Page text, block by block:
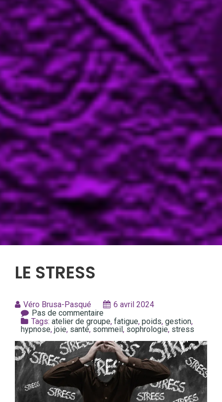
LE STRESS
Véro Brusa-Pasqué
6 avril 2024
Pas de commentaire
Tags: atelier de groupe, fatigue, poids, gestion,
hypnose, joie, santé, sommeil, sophrologie, stress